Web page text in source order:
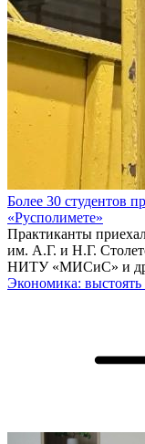
Более 30 студентов
«Русполимете»
Практиканты
им. А.Г. и Н.Г.
НИТУ «МИСиС» и
Экономика: